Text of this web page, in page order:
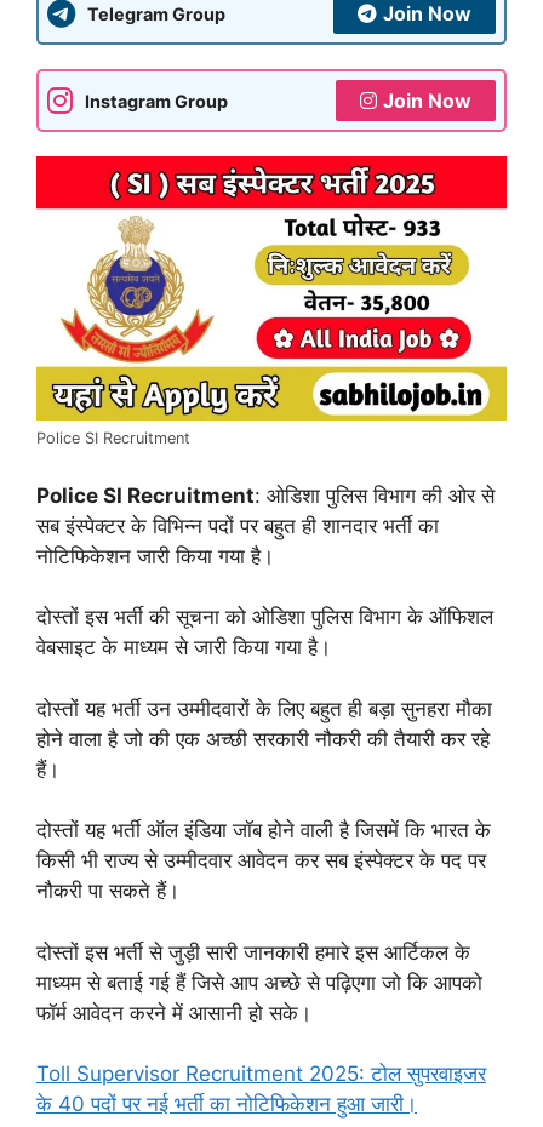
Telegram Group Join Now
Instagram Group Join Now
Police SI Recruitment
Police SI Recruitment: ओडिशा पुलिस विभाग की ओर से
सब इंस्पेक्टर के विभिन्न पदों पर बहुत ही शानदार भर्ती का
नोटिफिकेशन जारी किया गया है।
दोस्तों इस भर्ती की सूचना को ओडिशा पुलिस विभाग के ऑफिशल
वेबसाइट के माध्यम से जारी किया गया है।
दोस्तों यह भर्ती उन उम्मीदवारों के लिए बहुत ही बड़ा सुनहरा मौका
होने वाला है जो की एक अच्छी सरकारी नौकरी की तैयारी कर रहे
हैं।
दोस्तों यह भर्ती ऑल इंडिया जॉब होने वाली है जिसमें कि भारत के
किसी भी राज्य से उम्मीदवार आवेदन कर सब इंस्पेक्टर के पद पर
नौकरी पा सकते हैं।
दोस्तों इस भर्ती से जुड़ी सारी जानकारी हमारे इस आर्टिकल के
माध्यम से बताई गई हैं जिसे आप अच्छे से पढ़िएगा जो कि आपको
फॉर्म आवेदन करने में आसानी हो सके।
Toll Supervisor Recruitment 2025: टोल सुपरवाइजर
के 40 पदों पर नई भर्ती का नोटिफिकेशन हुआ जारी।